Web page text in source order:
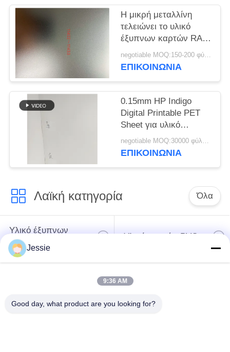
Η μικρή μεταλλίνη
τελειώνει το υλικό
έξυπνων καρτών RA
0.3um 0.10mm
negotiable MOQ:150-200 φύλλα
ΕΠΙΚΟΙΝΩΝΙΑ
0.15mm HP Indigo
Digital Printable PET
Sheet για υλικό
έξυπνης κάρτας με
θερμική λαμινοποίηση
negotiable MOQ:30000 φύλλα ή 2 τόνοι
ΕΠΙΚΟΙΝΩΝΙΑ
Λαϊκή κατηγορία Όλα
Υλικό έξυπνων
καρτών
Υλικό καρτών PVC
εκτύπωσης
Jessie
9:36 AM
Good day, what product are you looking for?